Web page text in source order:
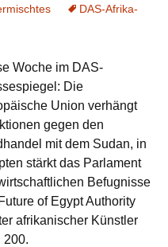
DAS-Afrika-
Woche im DAS-
Die
Union verhängt
gegen den
mit dem Sudan, in
stärkt das Parlament
Befugnisse
of Egypt Authority
afrikanischer Künstler
200.